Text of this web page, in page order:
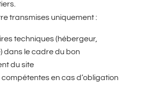
transmises uniquement :
techniques (hébergeur,
dans le cadre du bon
du site
en cas d’obligation